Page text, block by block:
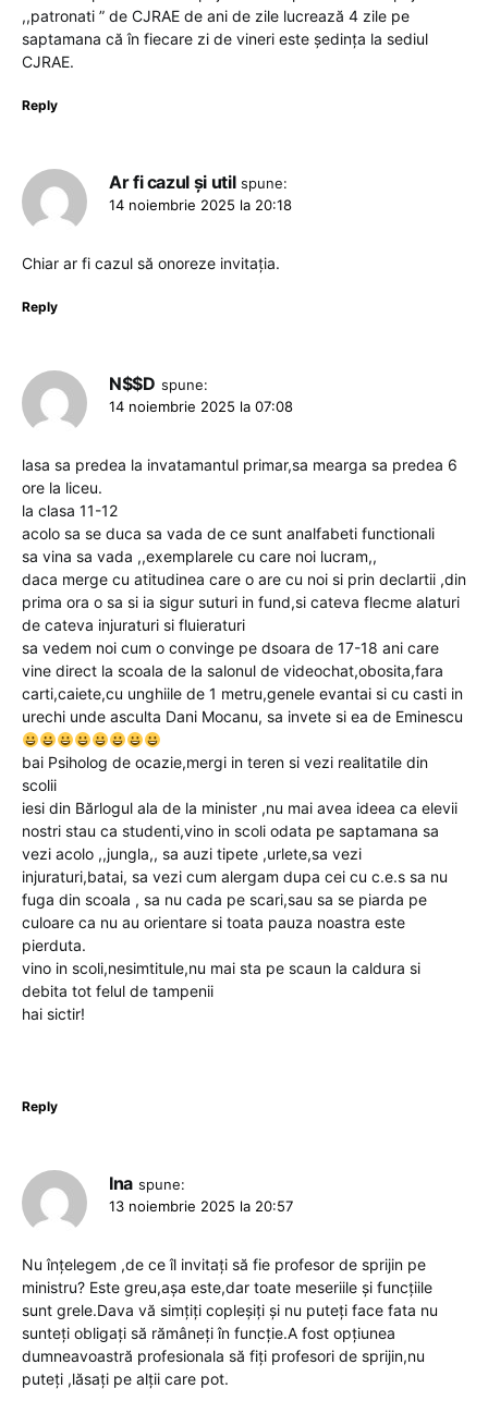
,,patronati ” de CJRAE de ani de zile lucrează 4 zile pe
saptamana că în fiecare zi de vineri este ședința la sediul
CJRAE.
Reply
Ar fi cazul și util spune:
14 noiembrie 2025 la 20:18
Chiar ar fi cazul să onoreze invitația.
Reply
N$$D spune:
14 noiembrie 2025 la 07:08
lasa sa predea la invatamantul primar,sa mearga sa predea 6
ore la liceu.
la clasa 11-12
acolo sa se duca sa vada de ce sunt analfabeti functionali
sa vina sa vada ,,exemplarele cu care noi lucram,,
daca merge cu atitudinea care o are cu noi si prin declartii ,din
prima ora o sa si ia sigur suturi in fund,si cateva flecme alaturi
de cateva injuraturi si fluieraturi
sa vedem noi cum o convinge pe dsoara de 17-18 ani care
vine direct la scoala de la salonul de videochat,obosita,fara
carti,caiete,cu unghiile de 1 metru,genele evantai si cu casti in
urechi unde asculta Dani Mocanu, sa invete si ea de Eminescu
bai Psiholog de ocazie,mergi in teren si vezi realitatile din
scolii
iesi din Bărlogul ala de la minister ,nu mai avea ideea ca elevii
nostri stau ca studenti,vino in scoli odata pe saptamana sa
vezi acolo ,,jungla,, sa auzi tipete ,urlete,sa vezi
injuraturi,batai, sa vezi cum alergam dupa cei cu c.e.s sa nu
fuga din scoala , sa nu cada pe scari,sau sa se piarda pe
culoare ca nu au orientare si toata pauza noastra este
pierduta.
vino in scoli,nesimtitule,nu mai sta pe scaun la caldura si
debita tot felul de tampenii
hai sictir!
Reply
Ina spune:
13 noiembrie 2025 la 20:57
Nu înțelegem ,de ce îl invitați să fie profesor de sprijin pe
ministru? Este greu,așa este,dar toate meseriile și funcțiile
sunt grele.Dava vă simțiți copleșiți și nu puteți face fata nu
sunteți obligați să rămâneți în funcție.A fost opțiunea
dumneavoastră profesionala să fiți profesori de sprijin,nu
puteți ,lăsați pe alții care pot.